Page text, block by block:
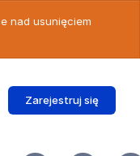
nad usunięciem
Zarejestruj się